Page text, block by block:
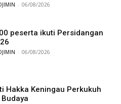
- 06/08/2026
peserta ikuti Persidangan
- 06/08/2026
Hakka Keningau Perkukuh